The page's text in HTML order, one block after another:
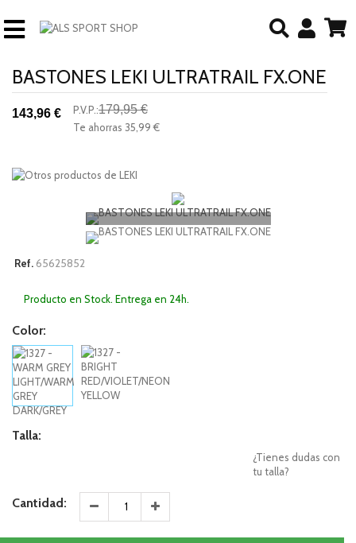
BASTONES LEKI ULTRATRAIL FX.ONE
143,96 € P.V.P.:179,95 €
Te ahorras 35,99 €
Ref. 65625852
Producto en Stock. Entrega en 24h.
Color:
Talla:
¿Tienes dudas con
tu talla?
Cantidad: